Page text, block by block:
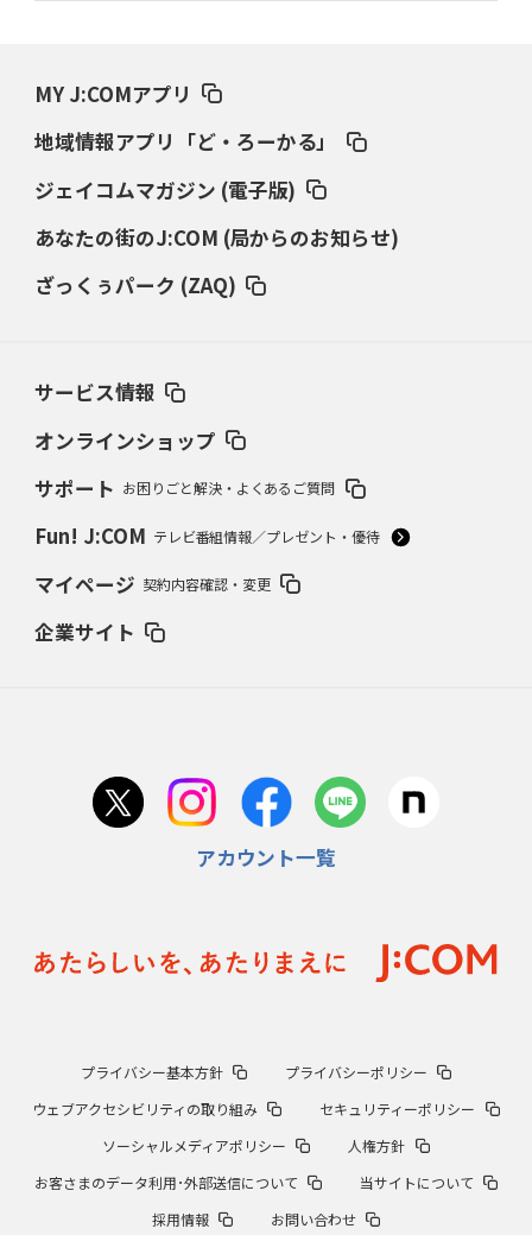
MY J:COMアプリ
地域情報アプリ「ど・ろーかる」
ジェイコムマガジン (電子版)
あなたの街のJ:COM (局からのお知らせ)
ざっくぅパーク (ZAQ)
サービス情報
オンラインショップ
サポート お困りごと解決・よくあるご質問
Fun! J:COM テレビ番組情報／プレゼント・優待
マイページ 契約内容確認・変更
企業サイト
アカウント一覧
プライバシー基本方針
プライバシーポリシー
ウェブアクセシビリティの取り組み
セキュリティーポリシー
ソーシャルメディアポリシー
人権方針
お客さまのデータ利用･外部送信について
当サイトについて
採用情報
お問い合わせ